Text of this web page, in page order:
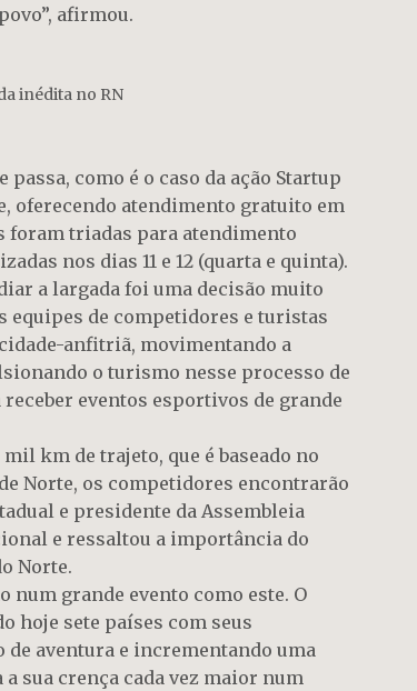
afirmou.
inédita no RN
como é o caso da ação Startup
oferecendo atendimento gratuito em
foram triadas para atendimento
nos dias 11 e 12 (quarta e quinta).
a largada foi uma decisão muito
equipes de competidores e turistas
anfitriã, movimentando a
o turismo nesse processo de
eventos esportivos de grande
km de trajeto, que é baseado no
Norte, os competidores encontrarão
e presidente da Assembleia
e ressaltou a importância do
Norte.
num grande evento como este. O
hoje sete países com seus
aventura e incrementando uma
sua crença cada vez maior num